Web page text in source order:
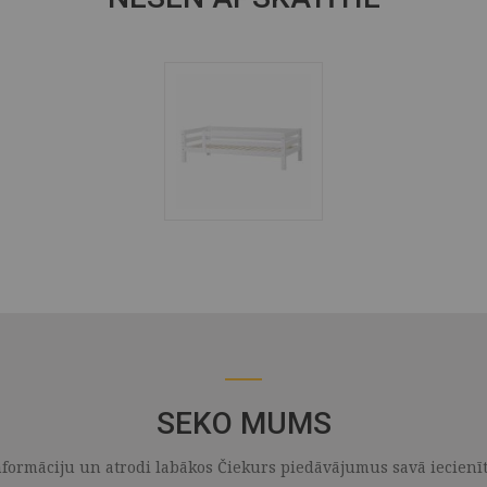
SEKO MUMS
un atrodi labākos Čiekurs piedāvājumus savā